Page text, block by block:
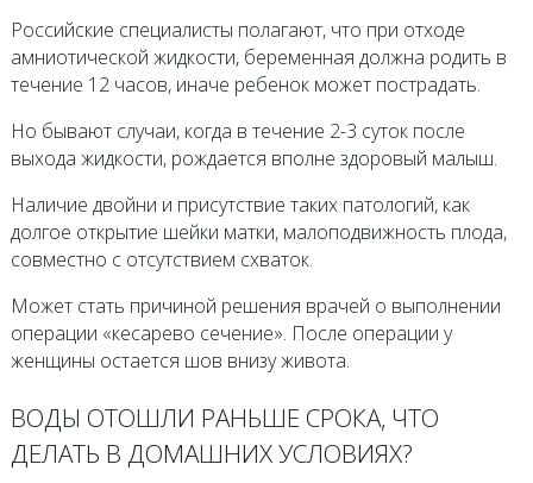
Российские специалисты полагают, что при отходе
амниотической жидкости, беременная должна родить в
течение 12 часов, иначе ребенок может пострадать.
Но бывают случаи, когда в течение 2-3 суток после
выхода жидкости, рождается вполне здоровый малыш.
Наличие двойни и присутствие таких патологий, как
долгое открытие шейки матки, малоподвижность плода,
совместно с отсутствием схваток.
Может стать причиной решения врачей о выполнении
операции «кесарево сечение». После операции у
женщины остается шов внизу живота.
ВОДЫ ОТОШЛИ РАНЬШЕ СРОКА, ЧТО
ДЕЛАТЬ В ДОМАШНИХ УСЛОВИЯХ?